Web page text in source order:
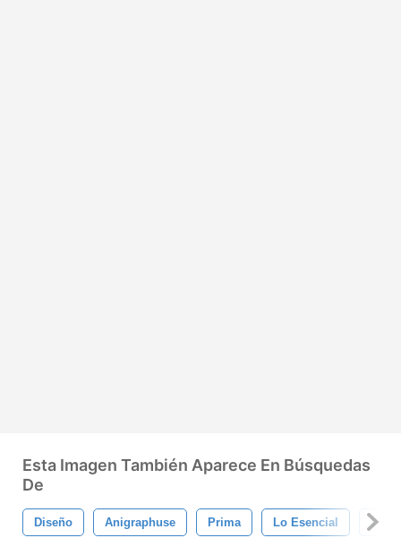
Esta Imagen También Aparece En Búsquedas
De
Diseño Anigraphuse Prima Lo Esencial La